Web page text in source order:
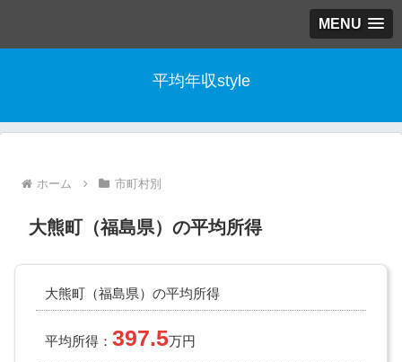
MENU
平均年収style
ホーム 市町村別
大熊町（福島県）の平均所得
大熊町（福島県）の平均所得
平均所得： 397.5万円